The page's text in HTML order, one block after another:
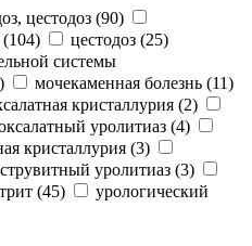
цестодоз (90)
(104) цестодоз (25)
системы
) мочекаменная болезнь (11)
кристаллурия (2)
уролитиаз (4)
кристаллурия (3)
струвитный уролитиаз (3)
(45)
урологический